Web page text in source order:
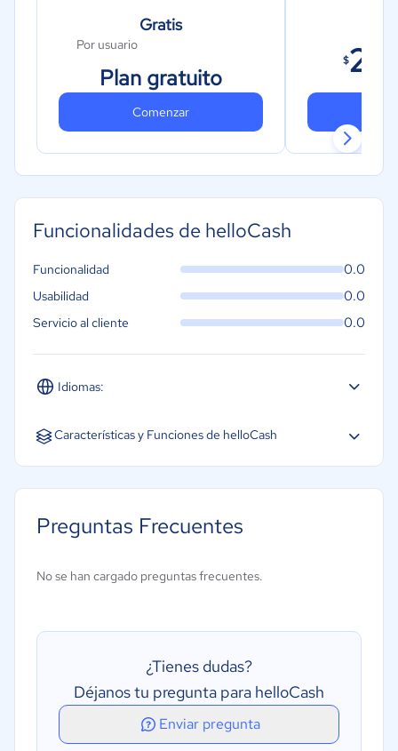
Gratis
Por usuario
Plan gratuito
Comenzar
$
Funcionalidades de helloCash
Idiomas:
Inglés
Funcionalidad 0.0
Usabilidad 0.0
Servicio al cliente 0.0
Características y Funciones de helloCash
Fidelización de clientes
Mayor productividad
Servicio al cliente
Preguntas Frecuentes
No se han cargado preguntas frecuentes.
¿Tienes dudas?
Déjanos tu pregunta para helloCash
Enviar pregunta